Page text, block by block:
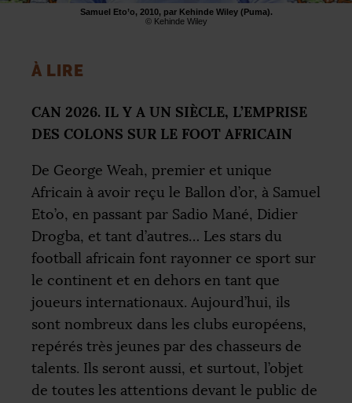
Samuel Eto’o, 2010, par Kehinde Wiley (Puma).
© Kehinde Wiley
À LIRE
CAN 2026. IL Y A UN SIÈCLE, L’EMPRISE
DES COLONS SUR LE FOOT AFRICAIN
De George Weah, premier et unique
Africain à avoir reçu le Ballon d’or, à Samuel
Eto’o, en passant par Sadio Mané, Didier
Drogba, et tant d’autres… Les stars du
football africain font rayonner ce sport sur
le continent et en dehors en tant que
joueurs internationaux. Aujourd’hui, ils
sont nombreux dans les clubs européens,
repérés très jeunes par des chasseurs de
talents. Ils seront aussi, et surtout, l’objet
de toutes les attentions devant le public de